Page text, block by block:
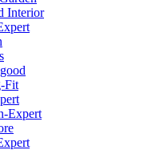
Interior
Fit
Expert